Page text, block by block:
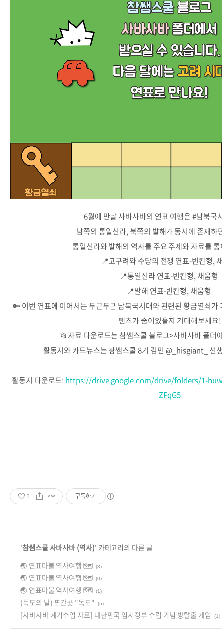
6월에 만날 사바사바의 연표 여행은 #남북국
남쪽의 통일신라, 북쪽의 발해가 동시에 존재하
통일신라와 발해의 역사를 주요 주제와 자료를
📍고구려와 수당의 전쟁 연표-빈칸형,
📍통일신라 연표-빈칸형, 채움형
📍발해 연표-빈칸형, 채움형
🔑 이번 연표에 이어서는 두근두근 남북국시대와 관련된 황금열쇠가
텐츠가 숨어있을지 기대해보세요!
📂자료 다운로드는 참쌤스쿨 블로그>사바사바 폴더
활동지와 카드뉴스는 참쌤스쿨 8기 김민 @_hisgiant_ 선
활동지 다운로드: https://drive.google.com/drive/folders/1-
ZPqG5
1 구독하기
'참쌤스쿨 사바사바 (역사)' 카테고리의 다른 글
🌏 연표마불 역사여행 🗺 (3)
🌏 연표마불 역사여행 🗺 (0)
🌏 연표마불 역사여행 🗺 (1)
(독도의 날) 또간곳 "독도" (5)
[사바사바 계기수업 자료] 대한민국 임시정부 수립 기념 방탈출 게임 (1)